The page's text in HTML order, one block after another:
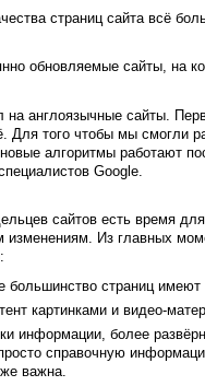
страниц сайта всё
обновляемые сайты, на
англоязычные сайты.
Для того чтобы мы смогли
алгоритмы работают
Google.
сайтов есть время
Из главных
большинство страниц имеют
картинками и видео-
информации, более
справочную
важна.